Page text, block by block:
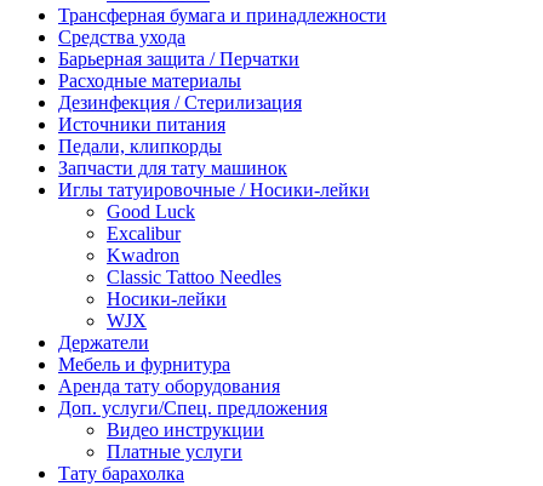
Трансферная бумага и принадлежности
Средства ухода
Барьерная защита / Перчатки
Расходные материалы
Дезинфекция / Стерилизация
Источники питания
Педали, клипкорды
Запчасти для тату машинок
Иглы татуировочные / Носики-лейки
Good Luck
Excalibur
Kwadron
Classic Tattoo Needles
Носики-лейки
WJX
Держатели
Мебель и фурнитура
Аренда тату оборудования
Доп. услуги/Спец. предложения
Видео инструкции
Платные услуги
Тату барахолка